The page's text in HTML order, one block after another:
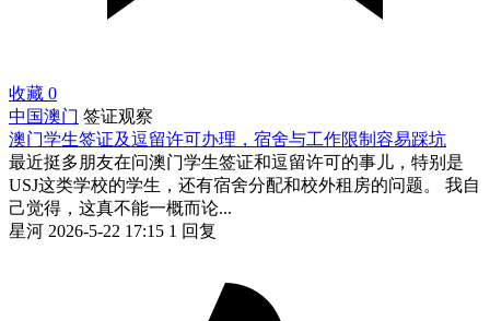
收藏 0
中国澳门 签证观察
澳门学生签证及逗留许可办理，宿舍与工作限制容易踩坑
最近挺多朋友在问澳门学生签证和逗留许可的事儿，特别是
USJ这类学校的学生，还有宿舍分配和校外租房的问题。 我自
己觉得，这真不能一概而论...
星河 2026-5-22 17:15 1 回复